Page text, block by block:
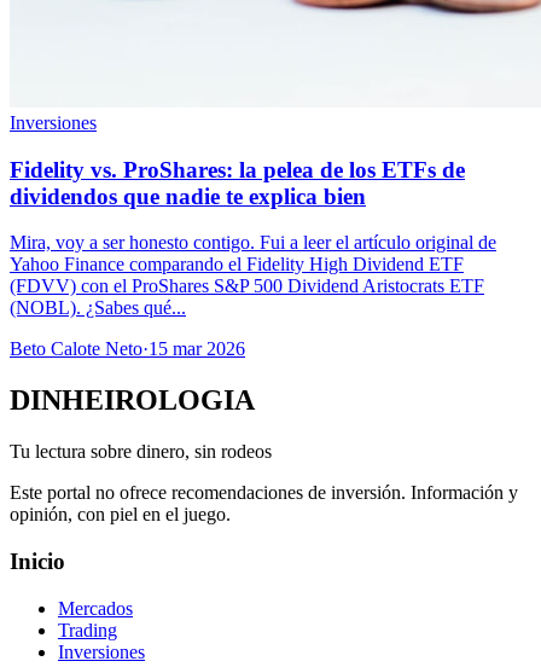
Inversiones
Fidelity vs. ProShares: la pelea de los ETFs de
dividendos que nadie te explica bien
Mira, voy a ser honesto contigo. Fui a leer el artículo original de
Yahoo Finance comparando el Fidelity High Dividend ETF
(FDVV) con el ProShares S&P 500 Dividend Aristocrats ETF
(NOBL). ¿Sabes qué...
Beto Calote Neto·15 mar 2026
DINHEIROLOGIA
Tu lectura sobre dinero, sin rodeos
Este portal no ofrece recomendaciones de inversión. Información y
opinión, con piel en el juego.
Inicio
Mercados
Trading
Inversiones